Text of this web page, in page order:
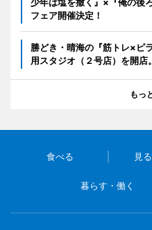
フェア開催決定！
勝どき・晴海の『筋トレ×ピ
用スタジオ（２号店）を開店。
もっ
食べる 見
暮らす・働く